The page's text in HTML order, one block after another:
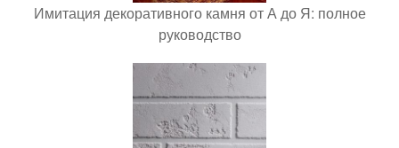
Имитация декоративного камня от А до Я: полное
руководство